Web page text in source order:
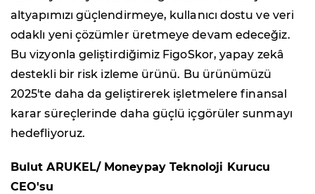
altyapımızı güçlendirmeye, kullanıcı dostu ve veri
odaklı yeni çözümler üretmeye devam edeceğiz.
Bu vizyonla geliştirdiğimiz FigoSkor, yapay zekâ
destekli bir risk izleme ürünü. Bu ürünümüzü
2025'te daha da geliştirerek işletmelere finansal
karar süreçlerinde daha güçlü içgörüler sunmayı
hedefliyoruz.
Bulut ARUKEL/ Moneypay Teknoloji Kurucu
CEO'su